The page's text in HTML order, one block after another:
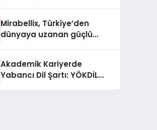
Mirabellix, Türkiye’den
dünyaya uzanan güçlü
Akademik Kariyerde
Yabancı Dil Şartı: YÖKDİL